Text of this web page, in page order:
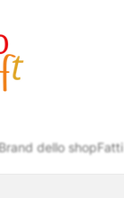
dello shop